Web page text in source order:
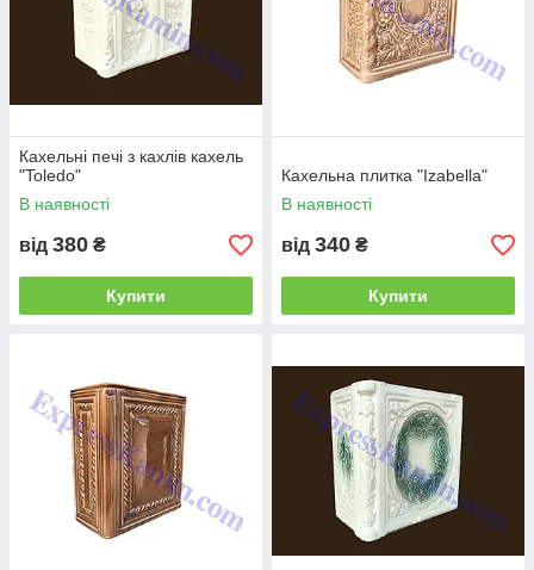
Кахельні печі з кахлів кахель
"Toledo"
В наявності
від 380 ₴
Купити
Кахельна плитка "Izabella"
В наявності
від 340 ₴
Купити